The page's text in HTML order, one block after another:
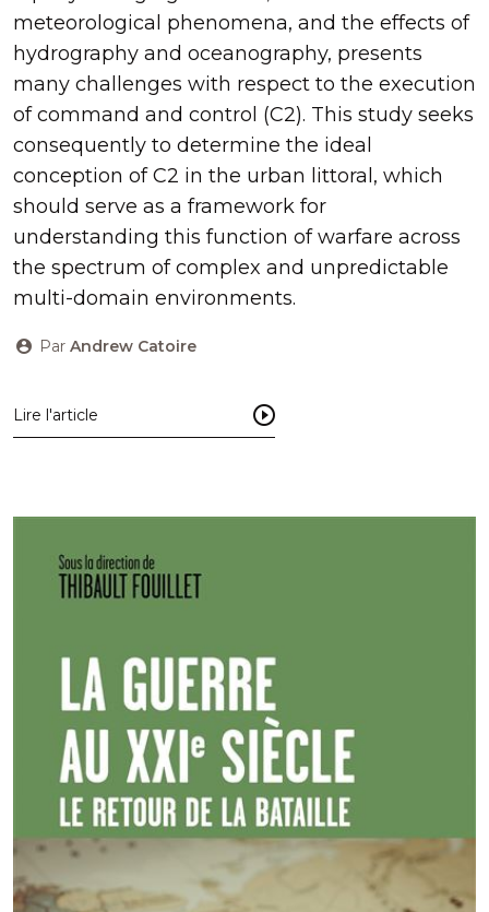
meteorological phenomena, and the effects of
hydrography and oceanography, presents
many challenges with respect to the execution
of command and control (C2). This study seeks
consequently to determine the ideal
conception of C2 in the urban littoral, which
should serve as a framework for
understanding this function of warfare across
the spectrum of complex and unpredictable
multi-domain environments.
Par Andrew Catoire
Lire l'article